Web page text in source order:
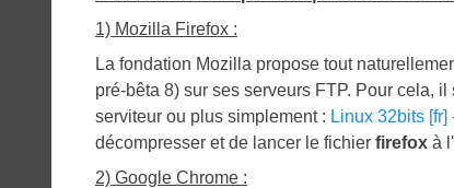
1) Mozilla Firefox :
La fondation Mozilla propose tout
pré-bêta 8) sur ses serveurs FTP. Pour cela,
serviteur ou plus simplement : Linux 32bits [fr]
décompresser et de lancer le fichier firefox à
2) Google Chrome :